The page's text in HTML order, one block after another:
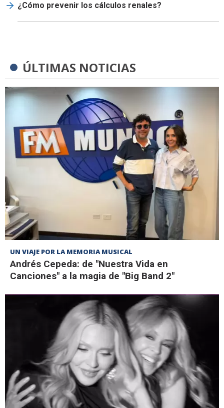
¿Cómo prevenir los cálculos renales?
ÚLTIMAS NOTICIAS
UN VIAJE POR LA MEMORIA MUSICAL
Andrés Cepeda: de "Nuestra Vida en
Canciones" a la magia de "Big Band 2"